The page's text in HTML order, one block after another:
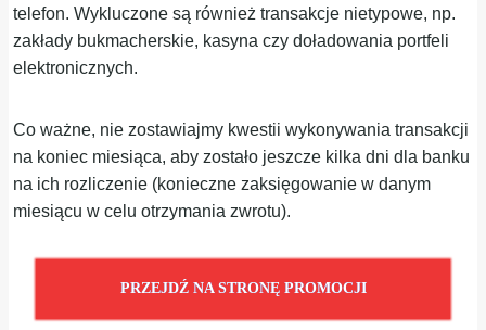
telefon. Wykluczone są również transakcje nietypowe, np.
zakłady bukmacherskie, kasyna czy doładowania portfeli
elektronicznych.
Co ważne, nie zostawiajmy kwestii wykonywania transakcji
na koniec miesiąca, aby zostało jeszcze kilka dni dla banku
na ich rozliczenie (konieczne zaksięgowanie w danym
miesiącu w celu otrzymania zwrotu).
PRZEJDŹ NA STRONĘ PROMOCJI